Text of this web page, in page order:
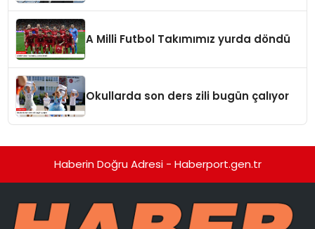
A Milli Futbol Takımımız yurda döndü
Okullarda son ders zili bugün çalıyor
Haberin Doğru Adresi - Haberport.gen.tr